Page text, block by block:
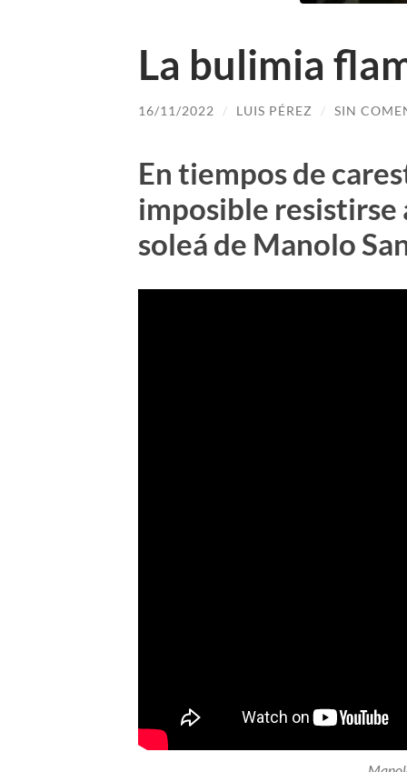
La bulimia
16/11/2022 / LUIS PÉREZ / SIN
En tiempos de
imposible resistirse
soleá de Manolo